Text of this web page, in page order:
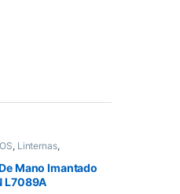
, Linternas,
y Supervivencia
Mano Imantado
L7089A